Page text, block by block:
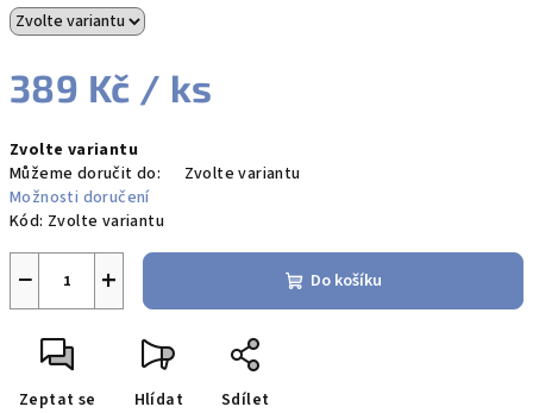
389 Kč / ks
cena:
Zvolte variantu
Můžeme doručit do:
Zvolte variantu
Možnosti doručení
Kód: Zvolte variantu
+
− Do košíku
Zeptat se Hlídat Sdílet